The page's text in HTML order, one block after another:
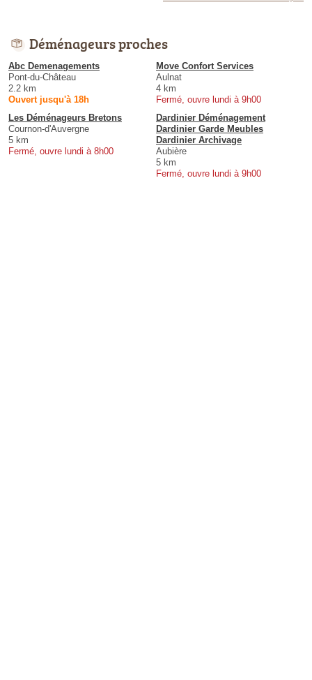
Déménageurs proches
Abc Demenagements
Pont-du-Château
2.2 km
Ouvert jusqu'à 18h
Move Confort Services
Aulnat
4 km
Fermé, ouvre lundi à 9h00
Les Déménageurs Bretons
Cournon-d'Auvergne
5 km
Fermé, ouvre lundi à 8h00
Dardinier Déménagement
Dardinier Garde Meubles
Dardinier Archivage
Aubière
5 km
Fermé, ouvre lundi à 9h00